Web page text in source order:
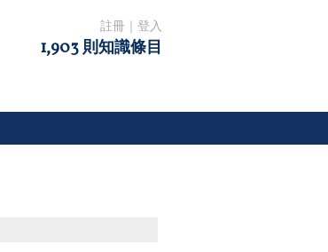
註冊 登入
1,903 則知識條目